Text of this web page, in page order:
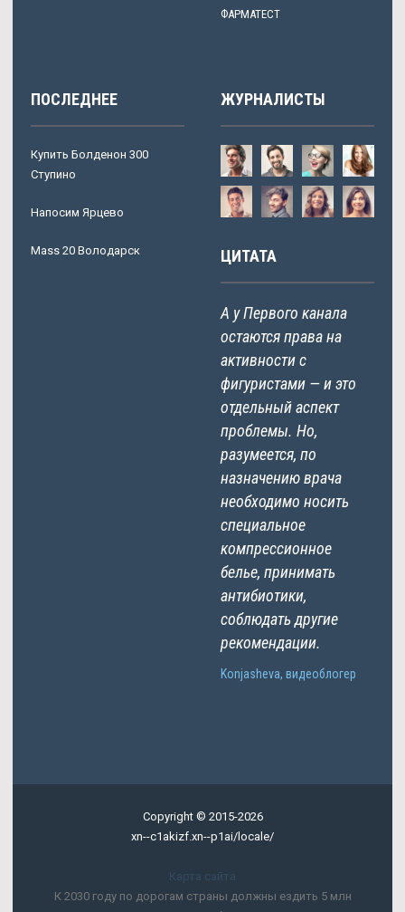
ФАРМАТЕСТ
ПОСЛЕДНЕЕ
Купить Болденон 300
Ступино
Напосим Ярцево
Mass 20 Володарск
ЖУРНАЛИСТЫ
ЦИТАТА
А у Первого канала
остаются права на
активности с
фигуристами — и это
отдельный аспект
проблемы. Но,
разумеется, по
назначению врача
необходимо носить
специальное
компрессионное
белье, принимать
антибиотики,
соблюдать другие
рекомендации.
Konjasheva, видеоблогер
Copyright © 2015-2026
xn--c1akizf.xn--p1ai/locale/
Карта сайта
К 2030 году по дорогам страны должны ездить 5 млн